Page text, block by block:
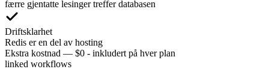
færre gjentatte lesinger treffer databasen
Driftsklarhet
Redis er en del av hosting
Ekstra kostnad — $0 - inkludert på hver plan
linked workflows